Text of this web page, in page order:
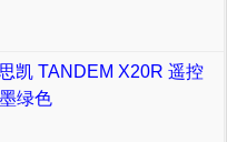
凯 TANDEM X20R 遥控
绿色